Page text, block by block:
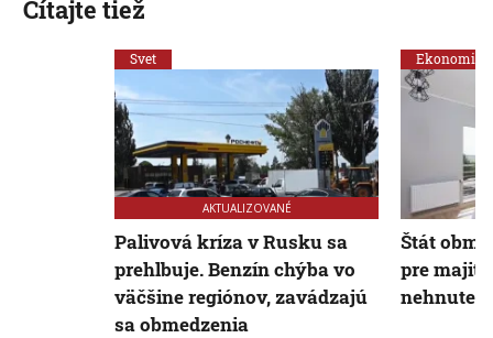
Čítajte tiež
Svet
AKTUALIZOVANÉ
Palivová kríza v Rusku sa
prehlbuje. Benzín chýba vo
väčšine regiónov, zavádzajú
sa obmedzenia
Ekonomika
Štát
pre